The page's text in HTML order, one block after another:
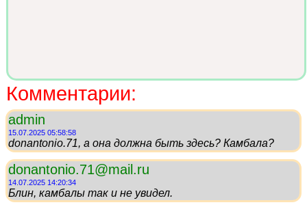
Комментарии:
admin
15.07.2025 05:58:58
donantonio.71, а она должна быть здесь? Камбала?
donantonio.71@mail.ru
14.07.2025 14:20:34
Блин, камбалы так и не увидел.